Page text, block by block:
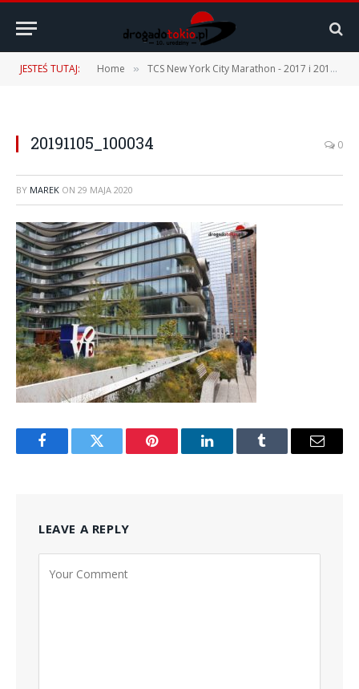
JESTEŚ TUTAJ: Home » TCS New York City Marathon - 2017 i 2019
20191105_100034 0
BY MAREK ON 29 MAJA 2020
FacebookTwitter Pinterest LinkedInTumblr Email
LEAVE A REPLY